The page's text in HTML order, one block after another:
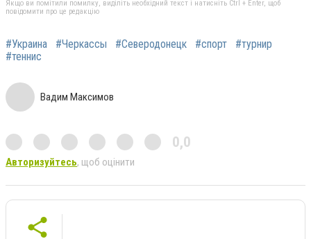
Якщо ви помітили помилку, виділіть необхідний текст і натисніть Ctrl + Enter, щоб
повідомити про це редакцію
#Украина #Черкассы #Северодонецк #спорт
#турнир
#теннис
Вадим Максимов
0,0
Авторизуйтесь, щоб оцінити